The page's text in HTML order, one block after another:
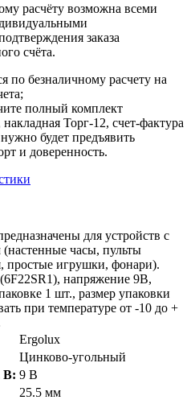
расчёту возможна всеми
заказа
счёта.
по безналичному расчету на
полный комплект
Торг-12, счет-фактура
будет предъявить
и доверенность.
для устройств с
часы, пульты
простые игрушки, фонари).
напряжение 9В,
1 шт., размер упаковки
при температуре от -10 до +
Ergolux
Цинково-угольный
В: 9 В
25.5 мм